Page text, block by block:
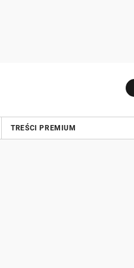
TREŚCI PREMIUM